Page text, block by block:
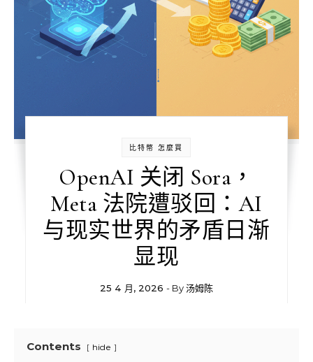
比特幣 怎麼買
OpenAI 关闭 Sora，
Meta 法院遭驳回：AI
与现实世界的矛盾日渐
显现
25 4 月, 2026 - By汤姆陈
Contents hide